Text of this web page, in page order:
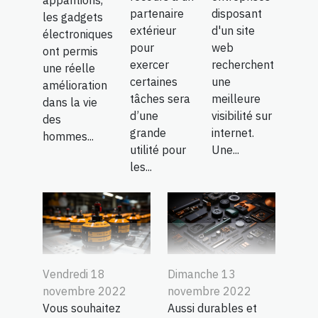
les gadgets
électroniques
ont permis
une réelle
amélioration
dans la vie
des
hommes...
partenaire
extérieur
pour
exercer
certaines
tâches sera
d’une
grande
utilité pour
les...
disposant
d'un site
web
recherchent
une
meilleure
visibilité sur
internet.
Une...
Vendredi 18
novembre 2022
Vous souhaitez
Dimanche 13
novembre 2022
Aussi durables et